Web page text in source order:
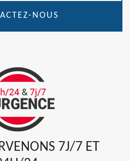
NOUS
7J/7 ET